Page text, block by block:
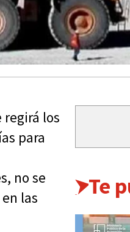
los
para
no se
las
Te